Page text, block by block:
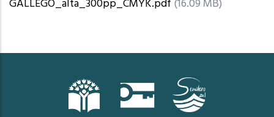
GALLEGO_alta_300pp_CMYK.pdf (16.09 MB)